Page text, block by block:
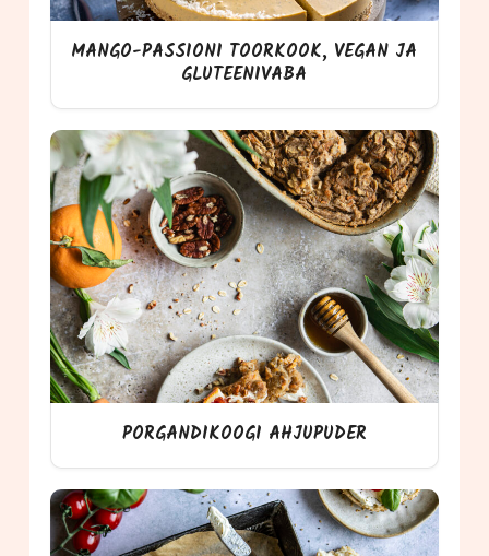
MANGO-PASSIONI TOORKOOK, VEGAN JA
GLUTEENIVABA
PORGANDIKOOGI AHJUPUDER